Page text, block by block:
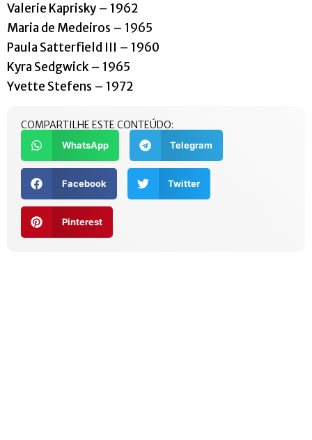
Valerie Kaprisky – 1962
Maria de Medeiros – 1965
Paula Satterfield III – 1960
Kyra Sedgwick – 1965
Yvette Stefens – 1972
COMPARTILHE ESTE CONTEÚDO:
WhatsApp Telegram
Facebook Twitter
Pinterest